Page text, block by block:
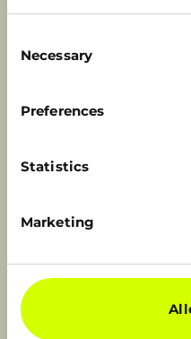
Selection
Necessary
Preferences
Statistics
Marketing
tempor enim in
aliquam mauris
consectetur vel,
quam vel tempor.
et. Vivamus
Suspendisse
consectetur sapien
ultricies est ex, ac